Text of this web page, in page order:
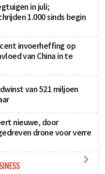
in juli;
1.000 sinds begin
invoerheffing op
van China in te
van 521 miljoen
nieuwe, door
drone voor verre
